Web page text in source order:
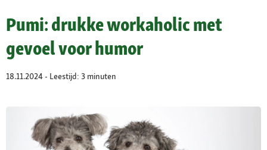
Pumi: drukke workaholic met
gevoel voor humor
18.11.2024 - Leestijd: 3 minuten